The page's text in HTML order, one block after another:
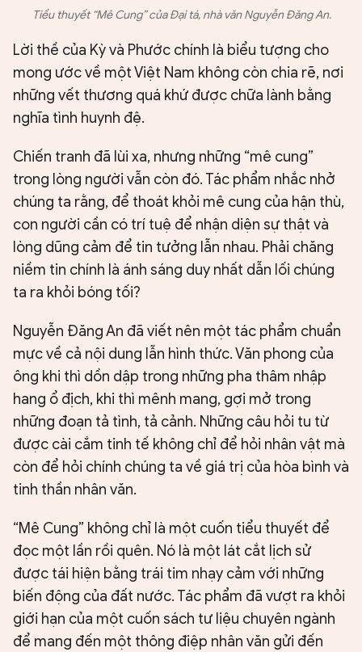
Tiểu thuyết “Mê Cung” của Đại tá, nhà văn Nguyễn Đăng An.
Lời thề của Kỳ và Phước chính là biểu tượng cho
mong ước về một Việt Nam không còn chia rẽ, nơi
những vết thương quá khứ được chữa lành bằng
nghĩa tình huynh đệ.
Chiến tranh đã lùi xa, nhưng những “mê cung”
trong lòng người vẫn còn đó. Tác phẩm nhắc nhở
chúng ta rằng, để thoát khỏi mê cung của hận thù,
con người cần có trí tuệ để nhận diện sự thật và
lòng dũng cảm để tin tưởng lẫn nhau. Phải chăng
niềm tin chính là ánh sáng duy nhất dẫn lối chúng
ta ra khỏi bóng tối?
Nguyễn Đăng An đã viết nên một tác phẩm chuẩn
mực về cả nội dung lẫn hình thức. Văn phong của
ông khi thì dồn dập trong những pha thâm nhập
hang ổ địch, khi thì mênh mang, gợi mở trong
những đoạn tả tình, tả cảnh. Những câu hỏi tu từ
được cài cắm tinh tế không chỉ để hỏi nhân vật mà
còn để hỏi chính chúng ta về giá trị của hòa bình và
tinh thần nhân văn.
“Mê Cung” không chỉ là một cuốn tiểu thuyết để
đọc một lần rồi quên. Nó là một lát cắt lịch sử
được tái hiện bằng trái tim nhạy cảm với những
biến động của đất nước. Tác phẩm đã vượt ra khỏi
giới hạn của một cuốn sách tư liệu chuyên ngành
để mang đến một thông điệp nhân văn gửi đến